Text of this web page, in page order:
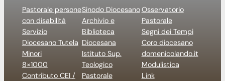
Pastorale persone
con disabilità
Servizio
Diocesano Tutela
Minori
8×1000
Contributo CEI /
Sinodo Diocesano
Archivio e
Biblioteca
Diocesana
Istituto Sup.
Teologico
Pastorale
Osservatorio
Pastorale
Segni dei Tempi
Coro diocesano
domenicolando.it
Modulistica
Link